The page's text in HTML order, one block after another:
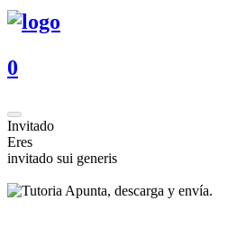
0
Invitado
Eres
invitado sui generis
Apunta, descarga y envía.